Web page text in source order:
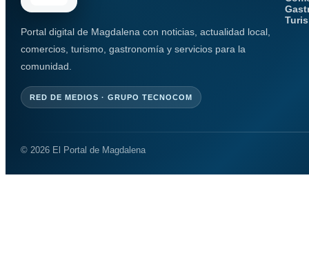
Portal digital de Magdalena con noticias, actualidad local,
comercios, turismo, gastronomía y servicios para la
comunidad.
RED DE MEDIOS · GRUPO TECNOCOM
© 2026 El Portal de Magdalena